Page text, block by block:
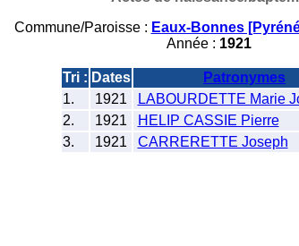
Commune/Paroisse : Eaux-Bonnes
Année : 1921
Tri : Dates
Patronymes
1.
1921
LABOURDETTE Marie
2.
1921
HELIP CASSIE Pierre
3.
1921 CARRERETTE Joseph